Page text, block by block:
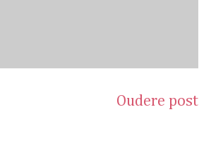
Oudere post